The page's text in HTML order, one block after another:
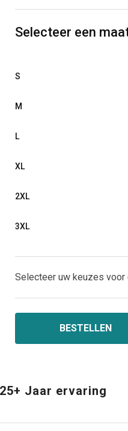
Selecteer een
S
M
L
XL
2XL
3XL
Selecteer uw keuzes voor
BESTELLEN
25+ Jaar ervaring